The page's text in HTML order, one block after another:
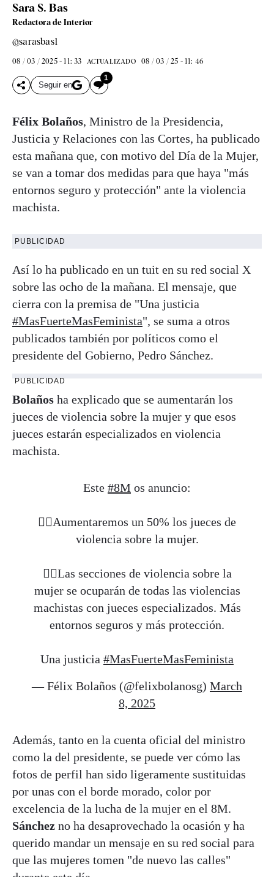
Sara S. Bas
Redactora de Interior
@sarasbas1
08 / 03 / 2025 - 11: 33 ACTUALIZADO 08 / 03 / 25 - 11: 46
Seguir en
1
Félix Bolaños, Ministro de la Presidencia,
Justicia y Relaciones con las Cortes, ha publicado
esta mañana que, con motivo del Día de la Mujer,
se van a tomar dos medidas para que haya "más
entornos seguro y protección" ante la violencia
machista.
PUBLICIDAD
Así lo ha publicado en un tuit en su red social X
sobre las ocho de la mañana. El mensaje, que
cierra con la premisa de "Una justicia
#MasFuerteMasFeminista", se suma a otros
publicados también por políticos como el
presidente del Gobierno, Pedro Sánchez.
PUBLICIDAD
Bolaños ha explicado que se aumentarán los
jueces de violencia sobre la mujer y que esos
jueces estarán especializados en violencia
machista.
Este #8M os anuncio:
👉🏻Aumentaremos un 50% los jueces de
violencia sobre la mujer.
👉🏻Las secciones de violencia sobre la
mujer se ocuparán de todas las violencias
machistas con jueces especializados. Más
entornos seguros y más protección.
Una justicia #MasFuerteMasFeminista
— Félix Bolaños (@felixbolanosg) March
8, 2025
Además, tanto en la cuenta oficial del ministro
como la del presidente, se puede ver cómo las
fotos de perfil han sido ligeramente sustituidas
por unas con el borde morado, color por
excelencia de la lucha de la mujer en el 8M.
Sánchez no ha desaprovechado la ocasión y ha
querido mandar un mensaje en su red social para
que las mujeres tomen "de nuevo las calles"